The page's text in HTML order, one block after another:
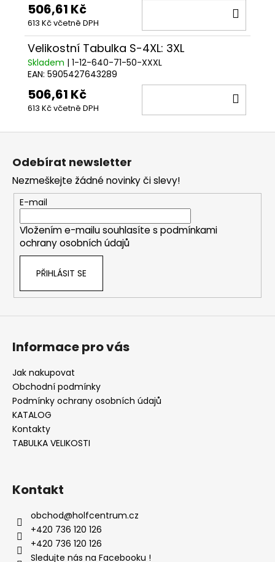
506,61 Kč
613 Kč včetně DPH
Velikostní Tabulka S-4XL: 3XL
Skladem | 1-12-640-71-50-XXXL
EAN: 5905427643289
506,61 Kč
613 Kč včetně DPH
Odebírat newsletter
Nezmeškejte žádné novinky či slevy!
E-mail
Vložením e-mailu souhlasíte s podmínkami
ochrany osobních údajů
PŘIHLÁSIT SE
Informace pro vás
Jak nakupovat
Obchodní podmínky
Podmínky ochrany osobních údajů
KATALOG
Kontakty
TABULKA VELIKOSTI
Kontakt
obchod@holfcentrum.cz
+420 736 120 126
+420 736 120 126
Sledujte nás na Facebooku !